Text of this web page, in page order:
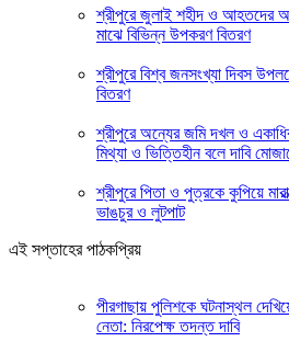
শ্রীপুরে জুলাই শহীদ ও আহতদের
মাঝে বিভিন্ন উপকরণ বিতরণ
শ্রীপুরে বিশ্ব জনসংখ্যা দিবস
বিতরণ
শ্রীপুরে অন্যের জমি দখল ও
মিথ্যা ও ভিত্তিহীন বলে দাবি
শ্রীপুরে পিতা ও পুত্রকে কুপিয়ে
ভাঙচুর ও লুটপাট
এই সপ্তাহের পাঠকপ্রিয়
পীরগাছায় পুলিশকে ঘটনাস্থল
নেতা: নিরপেক্ষ তদন্ত দাবি